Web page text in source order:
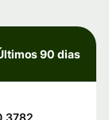
90 dias